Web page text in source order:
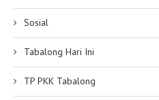
Sosial
Tabalong Hari Ini
TP PKK Tabalong